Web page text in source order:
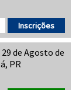
Inscrições
29 de Agosto de
PR